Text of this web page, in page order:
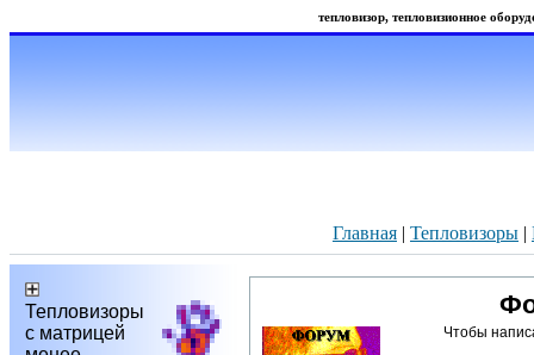
тепловизор, тепловизионное
Главная | Тепловизоры |
Тепловизоры
с матрицей
Чтобы